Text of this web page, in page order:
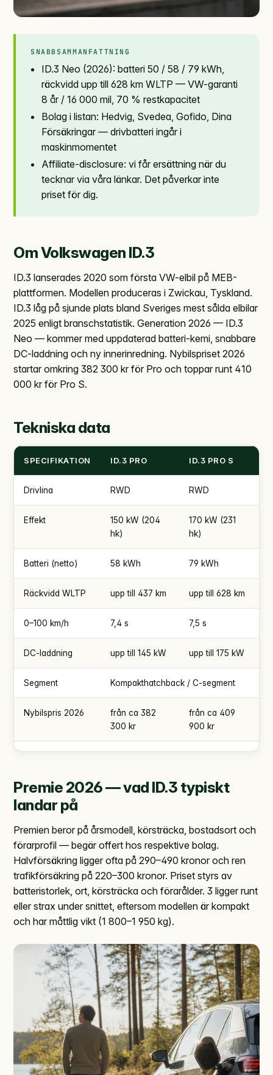
SNABBSAMMANFATTNING
ID.3 Neo (2026): batteri 50 / 58 / 79 kWh,
räckvidd upp till 628 km WLTP — VW-garanti
8 år / 16 000 mil, 70 % restkapacitet
Bolag i listan: Hedvig, Svedea, Gofido, Dina
Försäkringar — drivbatteri ingår i
maskinmomentet
Affiliate-disclosure: vi får ersättning när du
tecknar via våra länkar. Det påverkar inte
priset för dig.
Om Volkswagen ID.3
ID.3 lanserades 2020 som första VW-elbil på MEB-
plattformen. Modellen produceras i Zwickau, Tyskland.
ID.3 låg på sjunde plats bland Sveriges mest sålda elbilar
2025 enligt branschstatistik. Generation 2026 — ID.3
Neo — kommer med uppdaterad batteri-kemi, snabbare
DC-laddning och ny innerinredning. Nybilspriset 2026
startar omkring 382 300 kr för Pro och toppar runt 410
000 kr för Pro S.
Tekniska data
SPECIFIKATION ID.3 PRO ID.3 PRO S
Drivlina RWD RWD
Effekt
150 kW (204
hk)
170 kW (231
hk)
Batteri (netto) 58 kWh 79 kWh
Räckvidd WLTP upp till 437 km upp till 628 km
0–100 km/h 7,4 s 7,5 s
DC-laddning upp till 145 kW upp till 175 kW
Segment Kompakthatchback / C-segment
Nybilspris 2026
från ca 382
300 kr
från ca 409
900 kr
Premie 2026 — vad ID.3 typiskt
landar på
Premien beror på årsmodell, körsträcka, bostadsort och
förarprofil — begär offert hos respektive bolag.
Halvförsäkring ligger ofta på 290–490 kronor och ren
trafikförsäkring på 220–300 kronor. Priset styrs av
batteristorlek, ort, körsträcka och förarålder. 3 ligger runt
eller strax under snittet, eftersom modellen är kompakt
och har måttlig vikt (1 800–1 950 kg).